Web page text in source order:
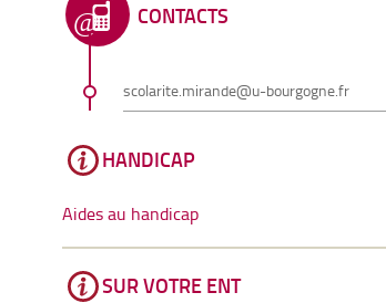
CONTACTS
scolarite.mirande@u-bourgogne.fr
HANDICAP
Aides au handicap
SUR VOTRE ENT